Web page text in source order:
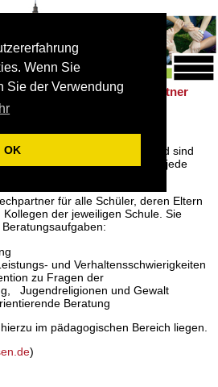
Wenn Sie
Sie der Verwendung
OK
| Berufsorientierung Partner
der Schulkonferenz bestellt und sind
qualifiziert. In der Regel hat jede
für alle Schüler, deren Eltern
der jeweiligen Schule. Sie
und Verhaltensschwierigkeiten
zu Fragen der
Jugendreligionen und Gewalt
Beratung
im pädagogischen Bereich liegen.
)